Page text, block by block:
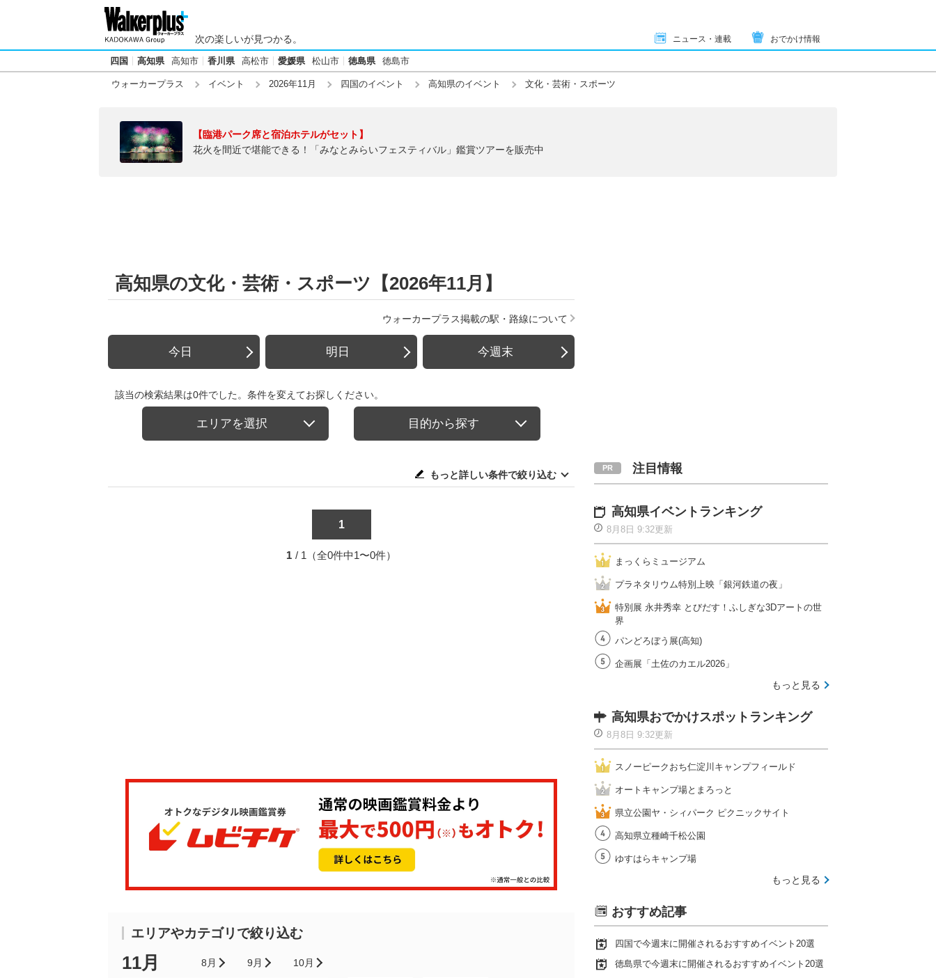
次の楽しいが見つかる。 ニュース・連載 おでかけ情報
四国 高知県 高知市 香川県 高松市 愛媛県 松山市 徳島県 徳島市
ウォーカープラス イベント 2026年11月 四国のイベント 高知県のイベント 文化・芸術・スポーツ
【臨港パーク席と宿泊ホテルがセット】
花火を間近で堪能できる！「みなとみらいフェスティバル」鑑賞ツアーを販売中
高知県の文化・芸術・スポーツ【2026年11月】
ウォーカープラス掲載の駅・路線について
今日 明日 今週末
該当の検索結果は0件でした。条件を変えてお探しください。
エリアを選択 目的から探す
もっと詳しい条件で絞り込む
1
1 / 1（全0件中1〜0件）
エリアやカテゴリで絞り込む
11月 8月 9月 10月
注目情報
高知県イベントランキング
8月8日 9:32更新
まっくらミュージアム
プラネタリウム特別上映「銀河鉄道の夜」
特別展 永井秀幸 とびだす！ふしぎな3Dアートの世
界
パンどろぼう展(高知)
企画展「土佐のカエル2026」
もっと見る
高知県おでかけスポットランキング
8月8日 9:32更新
スノーピークおち仁淀川キャンプフィールド
オートキャンプ場とまろっと
県立公園ヤ・シィパーク ピクニックサイト
高知県立種崎千松公園
ゆすはらキャンプ場
もっと見る
おすすめ記事
四国で今週末に開催されるおすすめイベント20選
徳島県で今週末に開催されるおすすめイベント20選